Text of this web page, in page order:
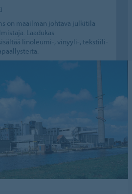
on maailman johtava julkitila
Laadukas
linoleumi-, vinyyli-, tekstiili-